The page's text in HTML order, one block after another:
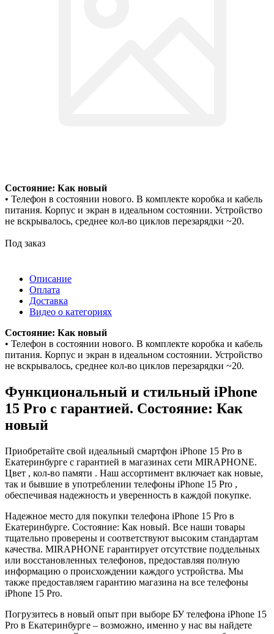
Состояние: Как новый
• Телефон в состоянии нового. В комплекте коробка и кабель
питания. Корпус и экран в идеальном состоянии. Устройство
не вскрывалось, среднее кол-во циклов перезарядки ~20.
Под заказ
Описание
Оплата
Доставка
Видео о категориях
Состояние: Как новый
• Телефон в состоянии нового. В комплекте коробка и кабель
питания. Корпус и экран в идеальном состоянии. Устройство
не вскрывалось, среднее кол-во циклов перезарядки ~20.
Функциональный и стильный iPhone
15 Pro с гарантией. Состояние: Как
новый
Приобретайте свой идеальный смартфон iPhone 15 Pro в
Екатеринбурге с гарантией в магазинах сети MIRAPHONE.
Цвет , кол-во памяти . Наш ассортимент включает как новые,
так и бывшие в употреблении телефоны iPhone 15 Pro ,
обеспечивая надежность и уверенность в каждой покупке.
Надежное место для покупки телефона iPhone 15 Pro в
Екатеринбурге. Состояние: Как новый. Все наши товары
тщательно проверены и соответствуют высоким стандартам
качества. MIRAPHONE гарантирует отсутствие поддельных
или восстановленных телефонов, предоставляя полную
информацию о происхождении каждого устройства. Мы
также предоставляем гарантию магазина на все телефоны
iPhone 15 Pro.
Погрузитесь в новый опыт при выборе БУ телефона iPhone 15
Pro в Екатеринбурге – возможно, именно у нас вы найдете